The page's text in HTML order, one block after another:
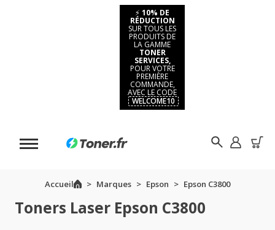
⚡ 10% DE
RÉDUCTION
SUR TOUS LES
PRODUITS DE
LA GAMME
TONER
SERVICES,
POUR VOTRE
PREMIÈRE
COMMANDE,
AVEC LE CODE
WELCOME10
Accueil Marques Epson Epson C3800
Toners Laser Epson C3800